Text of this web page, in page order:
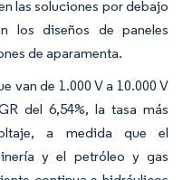
las soluciones por debajo
los diseños de paneles
de aparamenta.
van de 1.000 V a 10.000 V
del 6,54%, la tasa más
a medida que el
y el petróleo y gas